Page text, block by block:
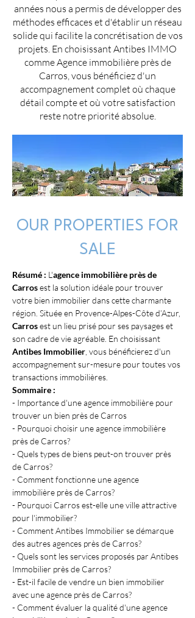
années nous a permis de développer des
méthodes efficaces et d'établir un réseau
solide qui facilite la concrétisation de vos
projets. En choisissant Antibes IMMO
comme Agence immobilière près de
Carros, vous bénéficiez d'un
accompagnement complet où chaque
détail compte et où votre satisfaction
reste notre priorité absolue.
OUR PROPERTIES FOR
SALE
Résumé : L'agence immobilière près de
Carros est la solution idéale pour trouver
votre bien immobilier dans cette charmante
région. Située en Provence-Alpes-Côte d’Azur,
Carros est un lieu prisé pour ses paysages et
son cadre de vie agréable. En choisissant
Antibes Immobilier , vous bénéficierez d'un
accompagnement sur-mesure pour toutes vos
transactions immobilières.
Sommaire :
- Importance d'une agence immobilière pour
trouver un bien près de Carros
- Pourquoi choisir une agence immobilière
près de Carros?
- Quels types de biens peut-on trouver près
de Carros?
- Comment fonctionne une agence
immobilière près de Carros?
- Pourquoi Carros est-elle une ville attractive
pour l'immobilier?
- Comment Antibes Immobilier se démarque
des autres agences près de Carros?
- Quels sont les services proposés par Antibes
Immobilier près de Carros?
- Est-il facile de vendre un bien immobilier
avec une agence près de Carros?
- Comment évaluer la qualité d'une agence